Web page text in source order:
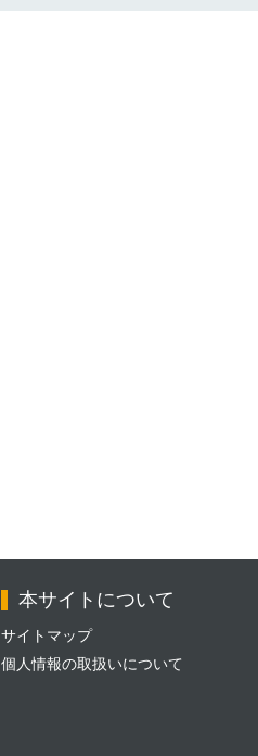
本サイトについて
サイトマップ
個人情報の取扱いについて